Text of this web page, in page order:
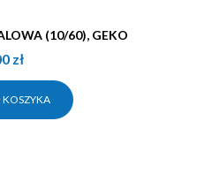
(10/60), GEKO
zł